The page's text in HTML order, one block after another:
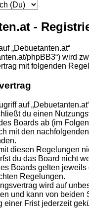
-
„Debuetanten.at“
phpBB3“) wird
mit folgenden
auf
du einen
Boards ab (im
mit den
diesen Regelungen
du das Board nicht
Boards gelten
Regelungen.
wird auf
und kann von beiden
einer Frist jederzeit